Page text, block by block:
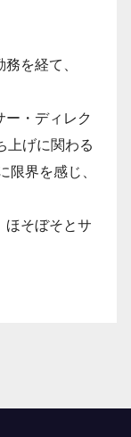
を経て、
・ディレク
上げに関わる
界を感じ、
ほそぼそとサ